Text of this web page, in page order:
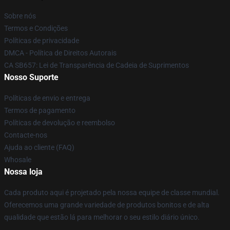
Sobre nós
Termos e Condições
Políticas de privacidade
DMCA - Política de Direitos Autorais
CA SB657: Lei de Transparência de Cadeia de Suprimentos
Nosso Suporte
Políticas de envio e entrega
Termos de pagamento
Políticas de devolução e reembolso
Contacte-nos
Ajuda ao cliente (FAQ)
Whosale
Nossa loja
Cada produto aqui é projetado pela nossa equipe de classe mundial.
Oferecemos uma grande variedade de produtos bonitos e de alta
qualidade que estão lá para melhorar o seu estilo diário único.